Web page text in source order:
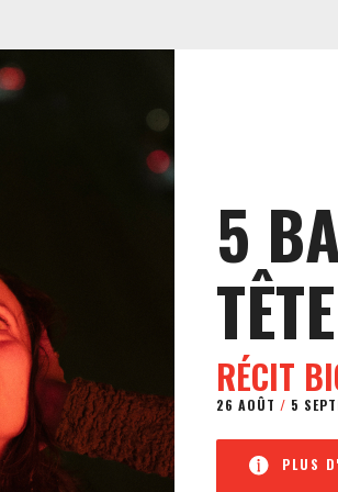
5
TÊTE
RÉCIT
26 AOÛT / 5
PLUS